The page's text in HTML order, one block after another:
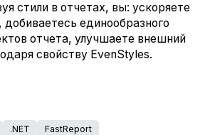
стили в отчетах, вы: ускоряете
добиваетесь единообразного
отчета, улучшаете внешний
свойству EvenStyles.
.NET FastReport